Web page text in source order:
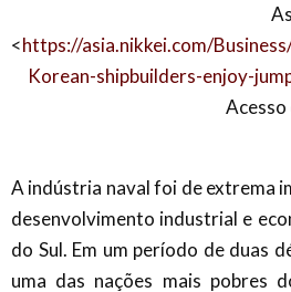
<https://asia.nikkei.com/
Korean-shipbuilders-enjoy-
Acesso
A indústria naval foi de extrema
desenvolvimento industrial e
do Sul. Em um período de duas
uma das nações mais pobres